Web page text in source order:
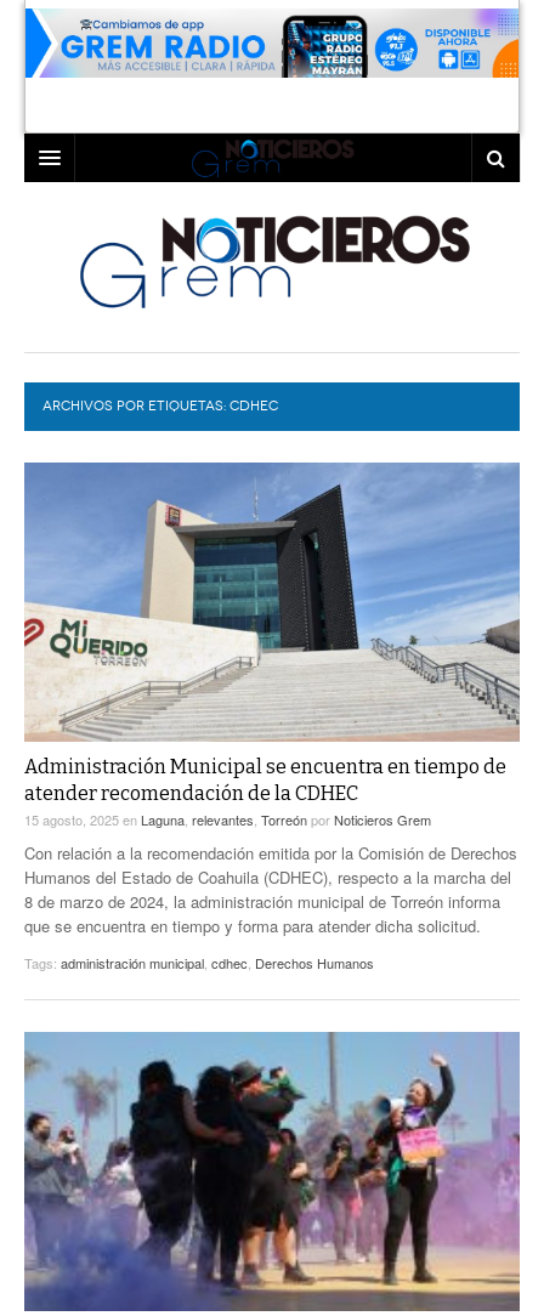
LAGUNA
TORREÓN
GÓMEZ PALACIO
LERDO
COAHUILA
DURANGO
DEPORTES
EL EXACTO
EXA INFORMA
CONTEXTOS
TRAYECTO LAGUNA
A MEDIA MAÑANA
A TODA LEY
DIÁLOGOS CON LA HISTORIA
TWEETS AND BEATS
LA MEJOR 97.1 ESTÉREO GALLITO
ACTUALIDADES GREM
PULSO
COLABORADORES
ACTUALIDADES GREM
ARCHIVOS POR ETIQUETAS: CDHEC
Administración Municipal se encuentra en tiempo de
atender recomendación de la CDHEC
15 agosto, 2025en Laguna relevantes TorreónporNoticieros Grem
Con relación a la recomendación emitida por la Comisión de Derechos
Humanos del Estado de Coahuila (CDHEC), respecto a la marcha del
8 de marzo de 2024, la administración municipal de Torreón informa
que se encuentra en tiempo y forma para atender dicha solicitud.
Tags: administración municipal cdhec Derechos Humanos